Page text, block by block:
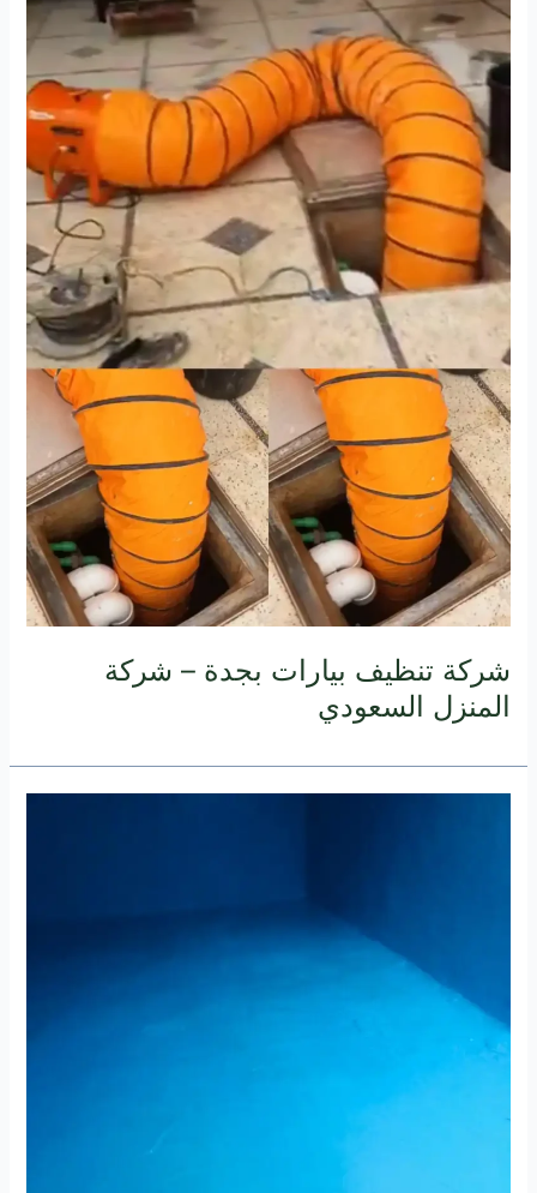
شركة تنظيف بيارات بجدة – شركة
المنزل السعودي